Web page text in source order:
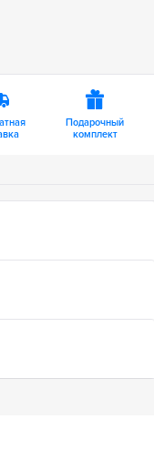
Подарочный
комплект